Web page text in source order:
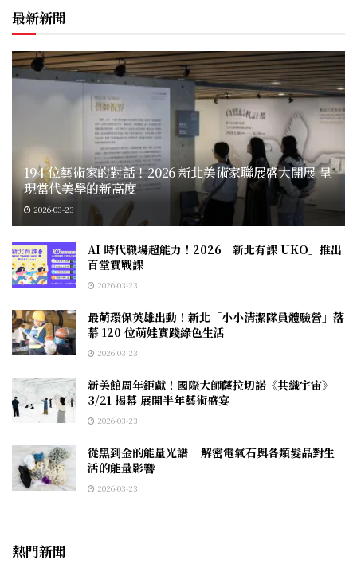
最新新聞
194 位藝術家的對話！2026 新北美術家聯展盛大開展 呈
現當代美學的新高度
2026-03-23
AI 時代職場超能力！2026「新北有課 UKO」推出
百堂實戰課
2026-03-23
最萌環保英雄出動！新北「小小清潔隊員體驗營」落
幕 120 位萌娃實踐綠色生活
2026-03-23
新美館周年鉅獻！國際大師薩拉切諾《共織宇宙》
3/21 揭幕 展開半年藝術盛宴
2026-03-23
從黑到金的能量光譜 解密電氣石與各類髮晶對生
活的能量影響
2026-03-23
熱門新聞